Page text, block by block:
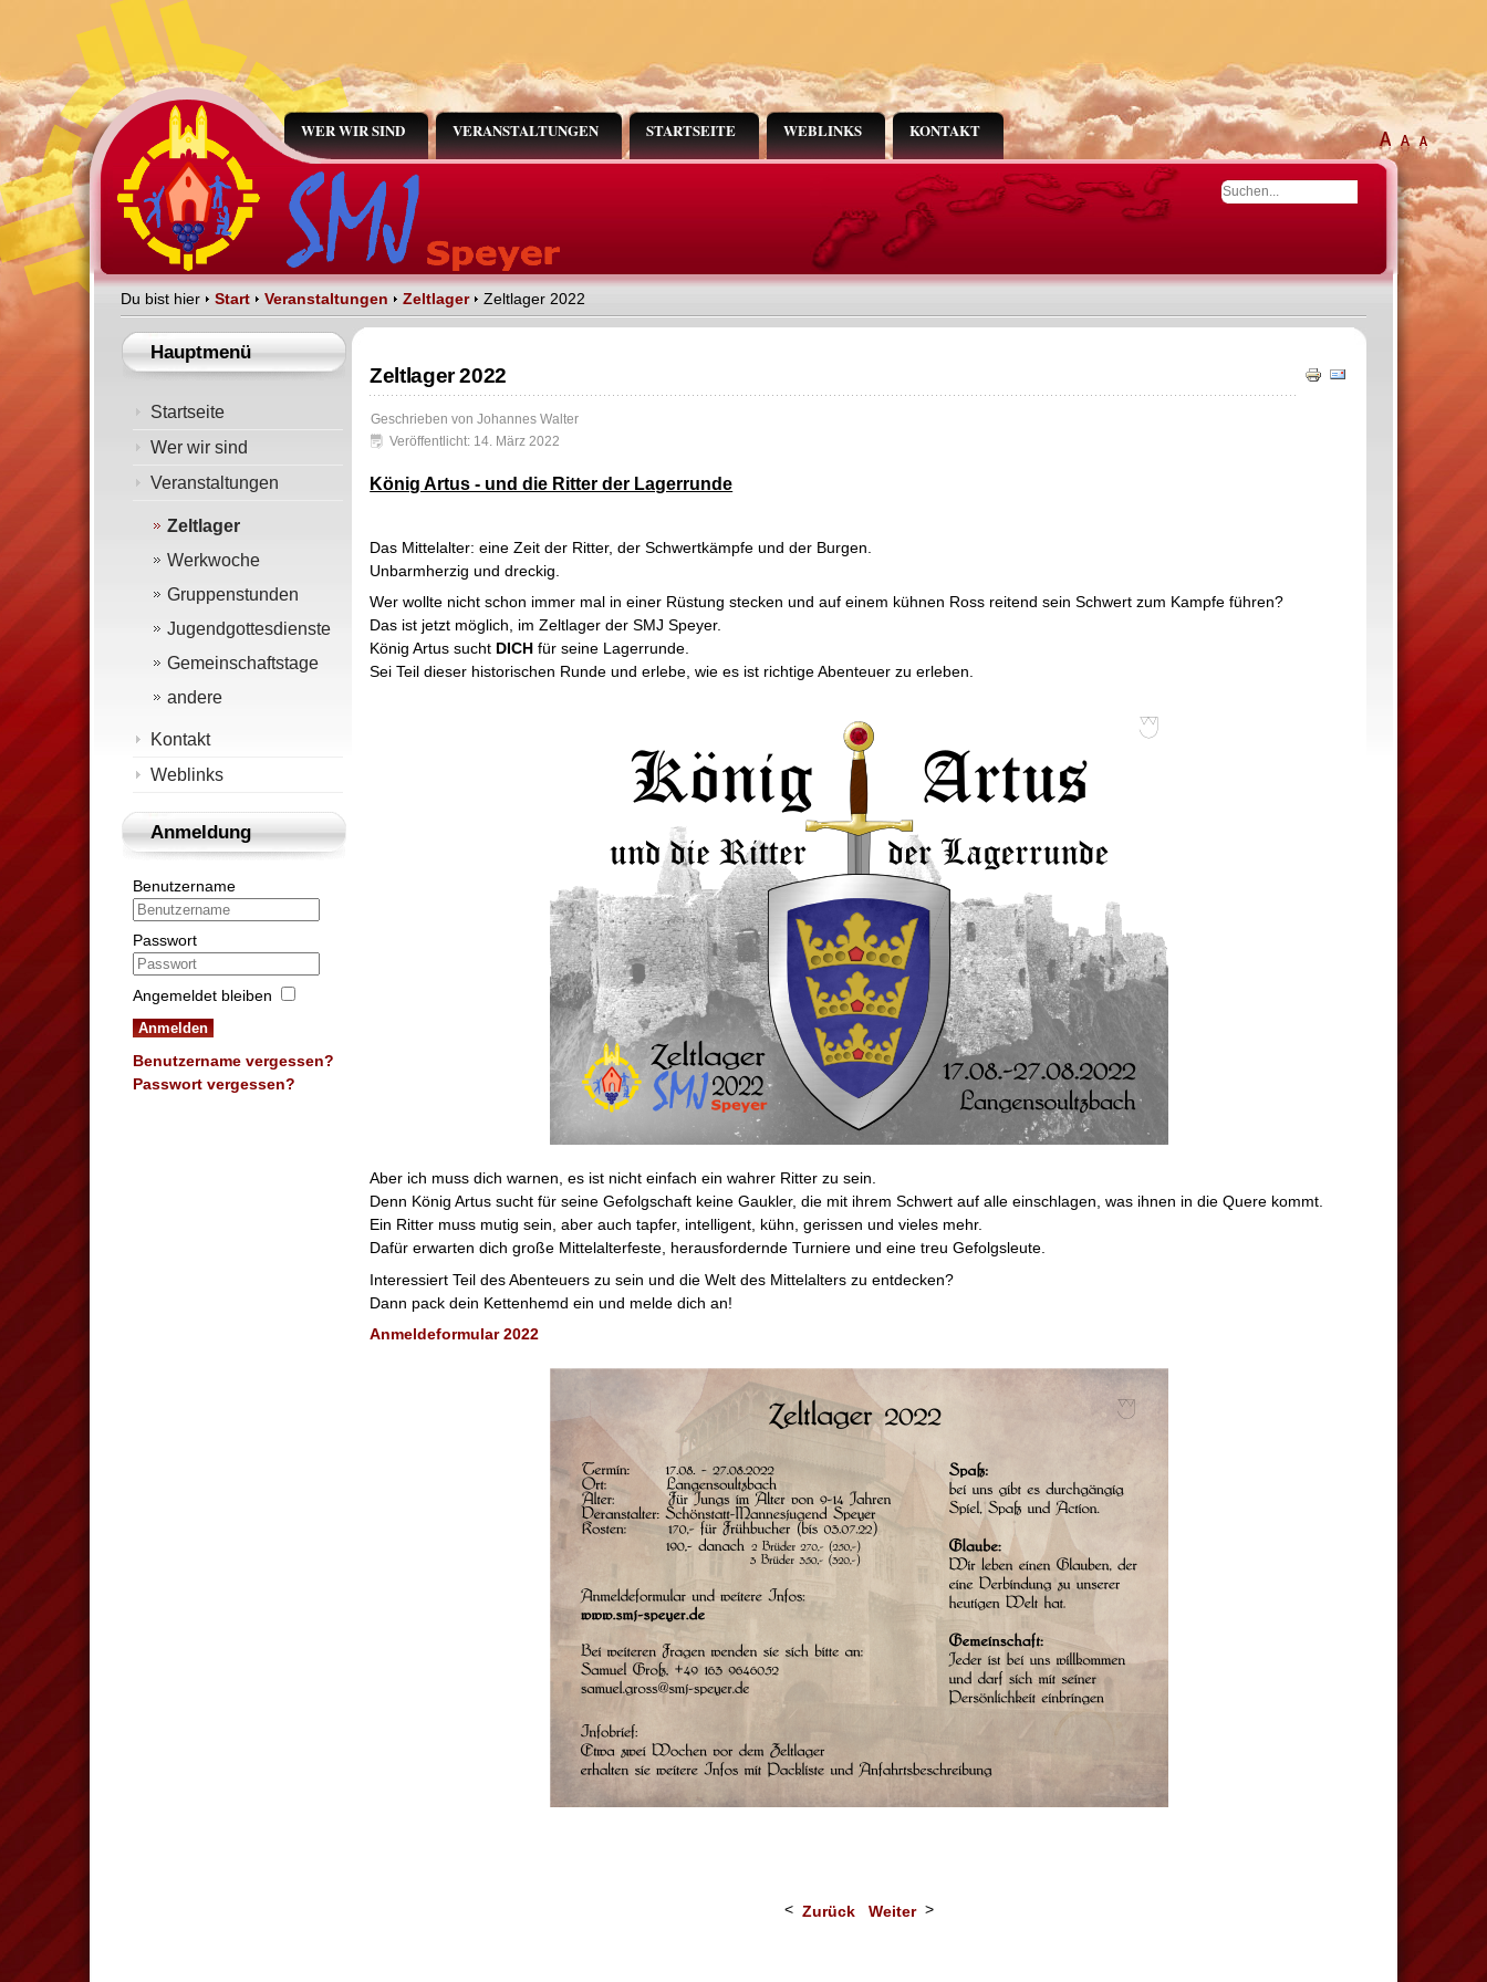
WER WIR SIND VERANSTALTUNGEN STARTSEITE WEBLINKS KONTAKT
Du bist hier Start Veranstaltungen Zeltlager Zeltlager 2022
Zeltlager 2022 Drucken
Geschrieben vonJohannes Walter
Veröffentlicht: 14. März 2022
König Artus - und die Ritter der Lagerrunde
Das Mittelalter: eine Zeit der Ritter, der Schwertkämpfe und der Burgen.
Unbarmherzig und dreckig.
Wer wollte nicht schon immer mal in einer Rüstung stecken und auf einem kühnen Ross reitend sein Schwert zum Kampfe führen?
Das ist jetzt möglich, im Zeltlager der SMJ Speyer.
König Artus sucht DICH für seine Lagerrunde.
Sei Teil dieser historischen Runde und erlebe, wie es ist richtige Abenteuer zu erleben.
Aber ich muss dich warnen, es ist nicht einfach ein wahrer Ritter zu sein.
Denn König Artus sucht für seine Gefolgschaft keine Gaukler, die mit ihrem Schwert auf alle einschlagen, was ihnen in die Quere kommt.
Ein Ritter muss mutig sein, aber auch tapfer, intelligent, kühn, gerissen und vieles mehr.
Dafür erwarten dich große Mittelalterfeste, herausfordernde Turniere und eine treu Gefolgsleute.
Interessiert Teil des Abenteuers zu sein und die Welt des Mittelalters zu entdecken?
Dann pack dein Kettenhemd ein und melde dich an!
Anmeldeformular 2022
Zurück Weiter
Hauptmenü
Startseite
Wer wir sind
Veranstaltungen
Zeltlager
Werkwoche
Gruppenstunden
Jugendgottesdienste
Gemeinschaftstage
andere
Kontakt
Weblinks
Anmeldung
Benutzername
Passwort
Angemeldet bleiben
Anmelden
Benutzername vergessen?
Passwort vergessen?